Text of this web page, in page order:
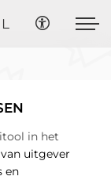
in het
uitgever
en